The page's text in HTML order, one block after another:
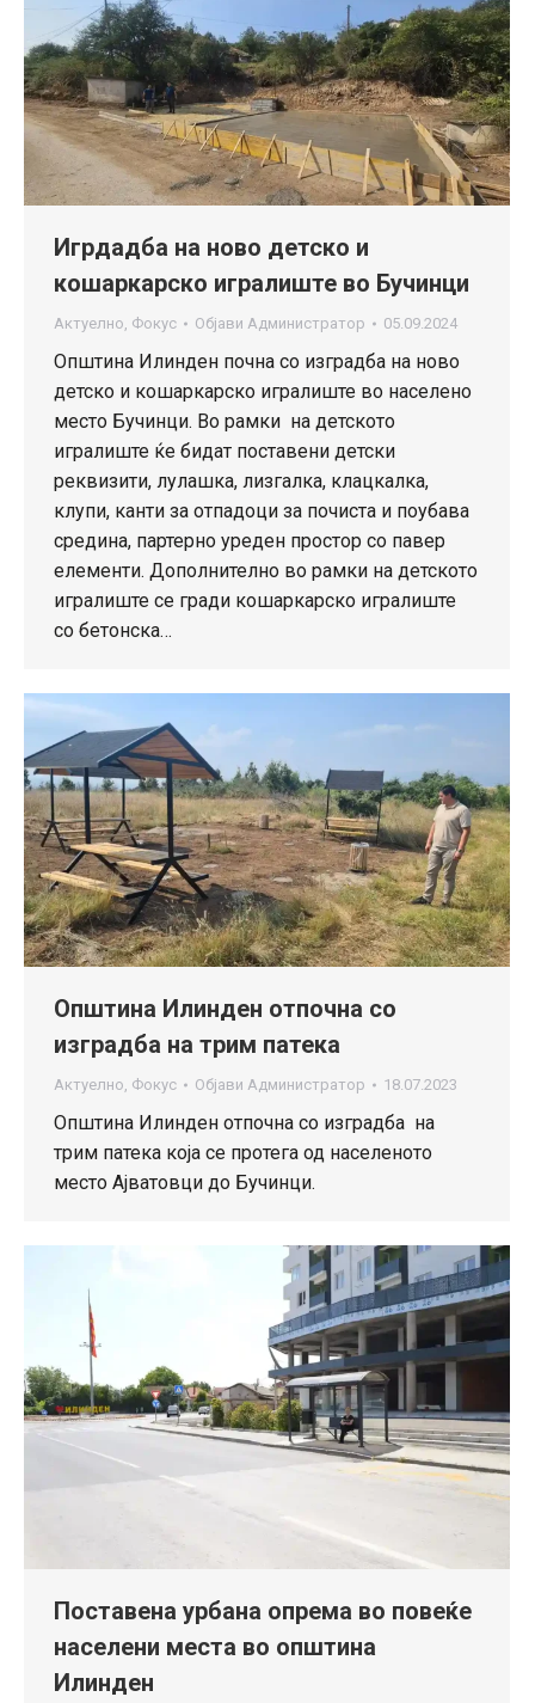
Игрдадба на ново детско и
кошаркарско игралиште во Бучинци
Актуелно, Фокус Објави Администратор 05.09.2024
Општина Илинден почна со изградба на ново
детско и кошаркарско игралиште во населено
место Бучинци. Во рамки на детското
игралиште ќе бидат поставени детски
реквизити, лулашка, лизгалка, клацкалка,
клупи, канти за отпадоци за почиста и поубава
средина, партерно уреден простор со павер
елементи. Дополнително во рамки на детското
игралиште се гради кошаркарско игралиште
со бетонска…
Oпштина Илинден отпочна со
изградба на трим патека
Актуелно, Фокус Објави Администратор 18.07.2023
Општина Илинден отпочна со изградба на
трим патека која се протега од населеното
место Ајватовци до Бучинци.
Поставена урбана опрема во повеќе
населени места во општина
Илинден